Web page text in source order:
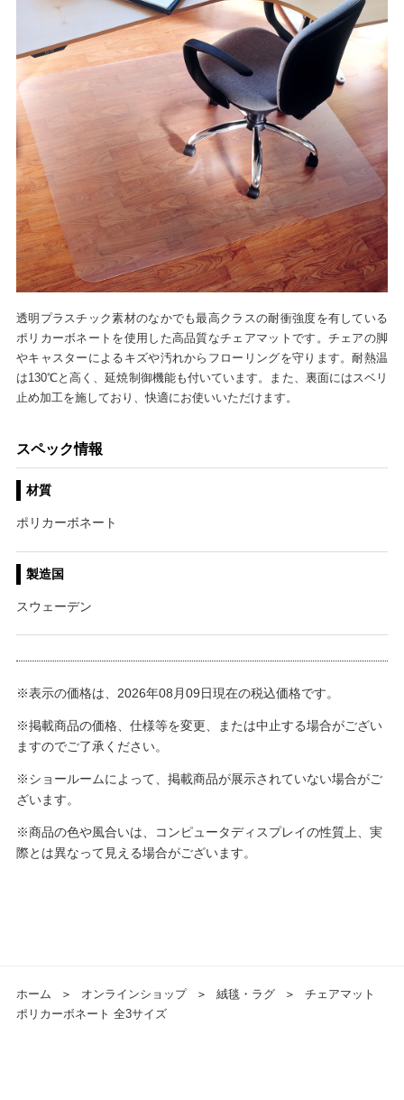
透明プラスチック素材のなかでも最高クラスの耐衝強度を有している
ポリカーボネートを使用した高品質なチェアマットです。チェアの脚
やキャスターによるキズや汚れからフローリングを守ります。耐熱温
は130℃と高く、延焼制御機能も付いています。また、裏面にはスベリ
止め加工を施しており、快適にお使いいただけます。
スペック情報
材質
ポリカーボネート
製造国
スウェーデン
※表示の価格は、2026年08月09日現在の税込価格です。
※掲載商品の価格、仕様等を変更、または中止する場合がござい
ますのでご了承ください。
※ショールームによって、掲載商品が展示されていない場合がご
ざいます。
※商品の色や風合いは、コンピュータディスプレイの性質上、実
際とは異なって見える場合がございます。
ホーム ＞ オンラインショップ ＞ 絨毯・ラグ ＞
チェアマット
ポリカーボネート 全3サイズ